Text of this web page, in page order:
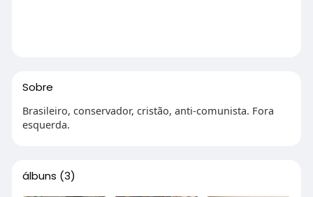
Sobre
Brasileiro, conservador, cristão, anti-comunista. Fora
esquerda.
álbuns (3)